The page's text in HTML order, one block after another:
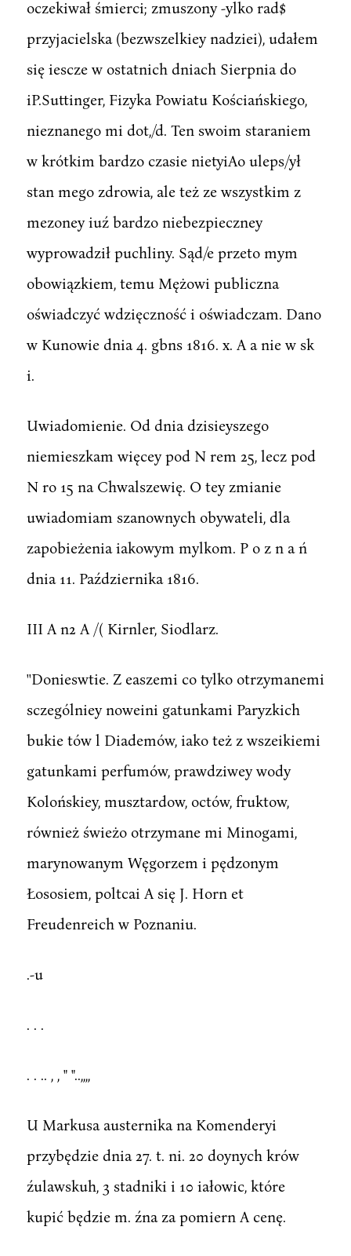
oczekiwał śmierci; zmuszony -ylko rad$
przyjacielska (bezwszelkiey nadziei), udałem
się iescze w ostatnich dniach Sierpnia do
iP.Suttinger, Fizyka Powiatu Kościańskiego,
nieznanego mi dot,/d. Ten swoim staraniem
w krótkim bardzo czasie nietyiAo uleps/ył
stan mego zdrowia, ale też ze wszystkim z
mezoney iuź bardzo niebezpieczney
wyprowadził puchliny. Sąd/e przeto mym
obowiązkiem, temu Mężowi publiczna
oświadczyć wdzięczność i oświadczam. Dano
w Kunowie dnia 4. gbns 1816. x. A a nie w sk
i.
Uwiadomienie. Od dnia dzisieyszego
niemieszkam więcey pod N rem 25, lecz pod
N ro 15 na Chwalszewię. O tey zmianie
uwiadomiam szanownych obywateli, dla
zapobieżenia iakowym mylkom. P o z n a ń
dnia 11. Października 1816.
III A n2 A /( Kirnler, Siodlarz.
''Donieswtie. Z easzemi co tylko otrzymanemi
sczególniey noweini gatunkami Paryzkich
bukie tów l Diademów, iako też z wszeikiemi
gatunkami perfumów, prawdziwey wody
Kolońskiey, musztardow, octów, fruktow,
również świeżo otrzymane mi Minogami,
marynowanym Węgorzem i pędzonym
Łososiem, poltcai A się J. Horn et
Freudenreich w Poznaniu.
.-u
. . .. , , " "..,,,,
U Markusa austernika na Komenderyi
przybędzie dnia 27. t. ni. 20 doynych krów
źulawskuh, 3 stadniki i 10 iałowic, które
kupić będzie m. źna za pomiern A cenę.